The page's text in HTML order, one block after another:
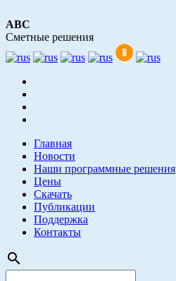
АВС
Сметные решения
Главная
Новости
Наши программные решения
Цены
Скачать
Публикации
Поддержка
Контакты
search